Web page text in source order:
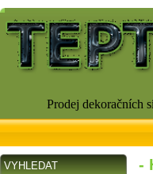
Prodej dekoračních
VYHLEDAT -